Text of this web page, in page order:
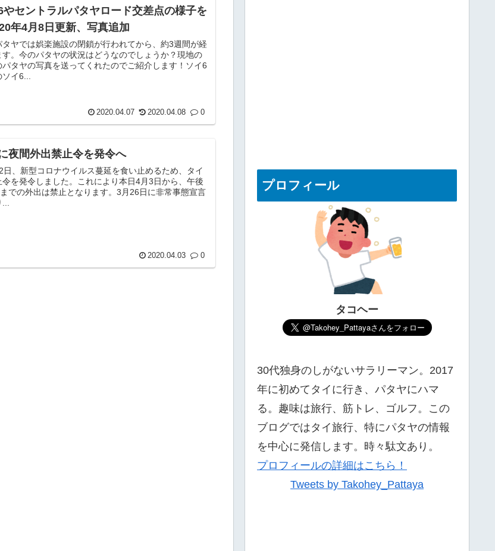
やセントラルパタヤロード交差点の様子を
4月8日更新、写真追加
ヤでは娯楽施設の閉鎖が行われてから、約3週間が経
す。今のパタヤの状況はどうなのでしょうか？現地の
タヤの写真を送ってくれたのでご紹介します！ソイ6
イ6...
2020.04.07 2020.04.08 0
夜間外出禁止令を発令へ
日、新型コロナウイルス蔓延を食い止めるため、タイ
を発令しました。これにより本日4月3日から、午後
での外出は禁止となります。3月26日に非常事態宣言
2020.04.03 0
プロフィール
タコヘー
30代独身のしがないサラリーマン。2017
年に初めてタイに行き、パタヤにハマ
る。趣味は旅行、筋トレ、ゴルフ。この
ブログではタイ旅行、特にパタヤの情報
を中心に発信します。時々駄文あり。
プロフィールの詳細はこちら！
Tweets by Takohey_Pattaya